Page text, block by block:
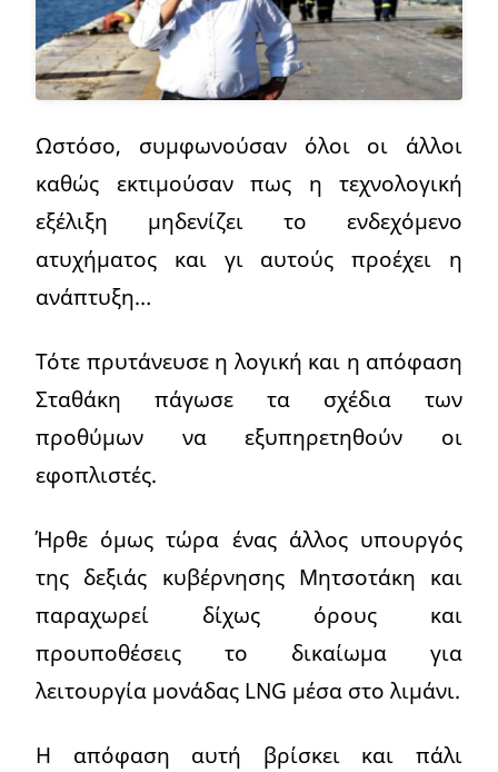
Ωστόσο, συμφωνούσαν όλοι οι άλλοι
καθώς εκτιμούσαν πως η τεχνολογική
εξέλιξη μηδενίζει το ενδεχόμενο
ατυχήματος και γι αυτούς προέχει η
ανάπτυξη…
Τότε πρυτάνευσε η λογική και η απόφαση
Σταθάκη πάγωσε τα σχέδια των
προθύμων να εξυπηρετηθούν οι
εφοπλιστές.
Ήρθε όμως τώρα ένας άλλος υπουργός
της δεξιάς κυβέρνησης Μητσοτάκη και
παραχωρεί δίχως όρους και
προυποθέσεις το δικαίωμα για
λειτουργία μονάδας LNG μέσα στο λιμάνι.
Η απόφαση αυτή βρίσκει και πάλι